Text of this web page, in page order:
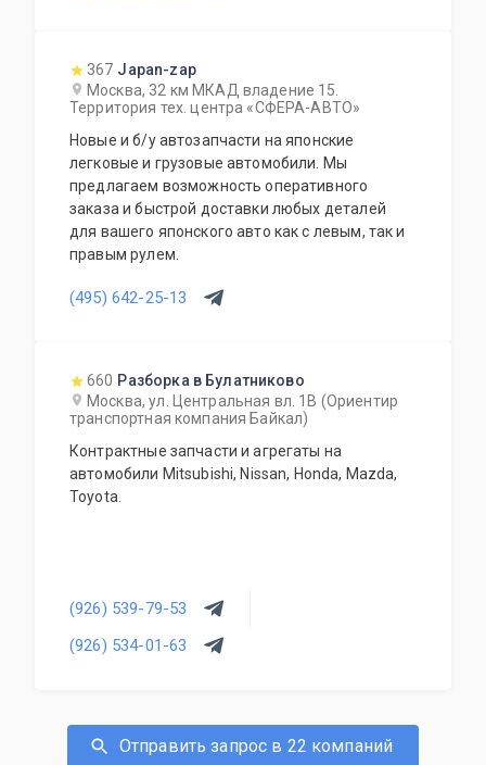
367 Japan-zap
Москва, 32 км МКАД владение 15.
Территория тех. центра «СФЕРА-АВТО»
Новые и б/у автозапчасти на японские
легковые и грузовые автомобили. Мы
предлагаем возможность оперативного
заказа и быстрой доставки любых деталей
для вашего японского авто как с левым, так и
правым рулем.
(495) 642-25-13
660 Разборка в Булатниково
Москва, ул. Центральная вл. 1В (Ориентир
транспортная компания Байкал)
Контрактные запчасти и агрегаты на
автомобили Mitsubishi, Nissan, Honda, Mazda,
Toyota.
(926) 539-79-53
(926) 534-01-63
Отправить запрос в 22 компаний